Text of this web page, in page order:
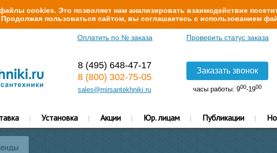
cookies. Это позволяет нам анализировать взаимодействие
Продолжая пользоваться сайтом, вы соглашаетесь с использованием
Оплатить по № заказа Проверить статус заказа
8 (495) 648-47-17
8 (800) 302-75-05
sales@mirsantekhniki.ru
Заказать звонок
часы работы: 900-1900
Установка Акции Юр. лицам Публикации